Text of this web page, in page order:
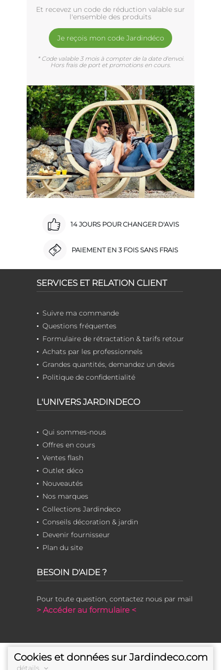
Et recevez un code de réduction valable sur
l'ensemble des produits
Je reçois mon code Jardindéco
* Code valable 3 mois à compter de la date d'envoi.
Hors frais de port et promotions en cours.
14 JOURS POUR CHANGER D'AVIS
PAIEMENT EN 3 FOIS SANS FRAIS
SERVICES ET RELATION CLIENT
Suivre ma commande
Questions fréquentes
Formulaire de rétractation & tarifs retour
Achats par les professionnels
Grandes quantités, demandez un devis
Politique de confidentialité
L'UNIVERS JARDINDECO
Qui sommes-nous
Offres en cours
Ventes flash
Outlet déco
Nouveautés
Nos marques
Collections Jardindeco
Conseils décoration & jardin
Devenir fournisseur
Plan du site
BESOIN D'AIDE ?
Pour toute question, contactez nous par mail
> Accéder au formulaire <
Cookies et données sur Jardindeco.com
détails